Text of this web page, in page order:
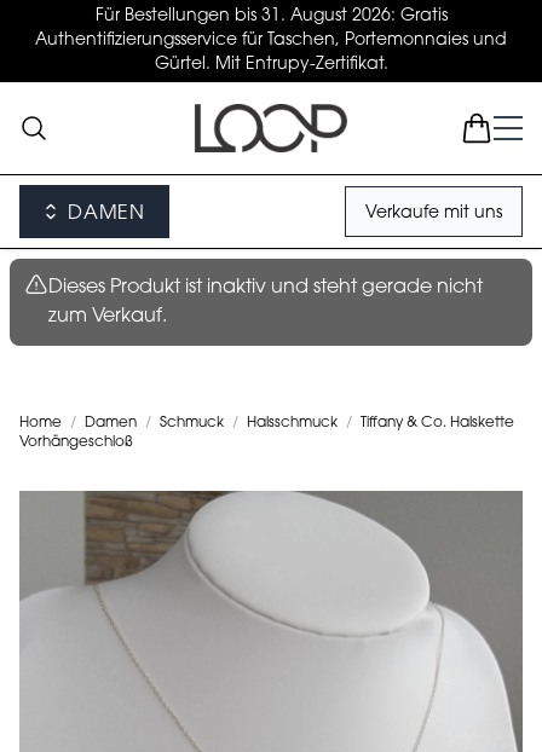
Für Bestellungen bis 31. August 2026: Gratis
Authentifizierungsservice für Taschen, Portemonnaies und
Gürtel. Mit Entrupy-Zertifikat.
DAMEN Verkaufe mit uns
Dieses Produkt ist inaktiv und steht gerade nicht
zum Verkauf.
Home / Damen / Schmuck / Halsschmuck /
Tiffany & Co. Halskette
Vorhängeschloß